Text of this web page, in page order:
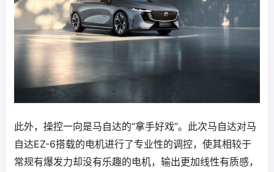
此外，操控一向是马自达的“拿手好戏”。此次马自达对马
自达EZ-6搭载的电机进行了专业性的调控，使其相较于
常规有爆发力却没有乐趣的电机，输出更加线性有质感，